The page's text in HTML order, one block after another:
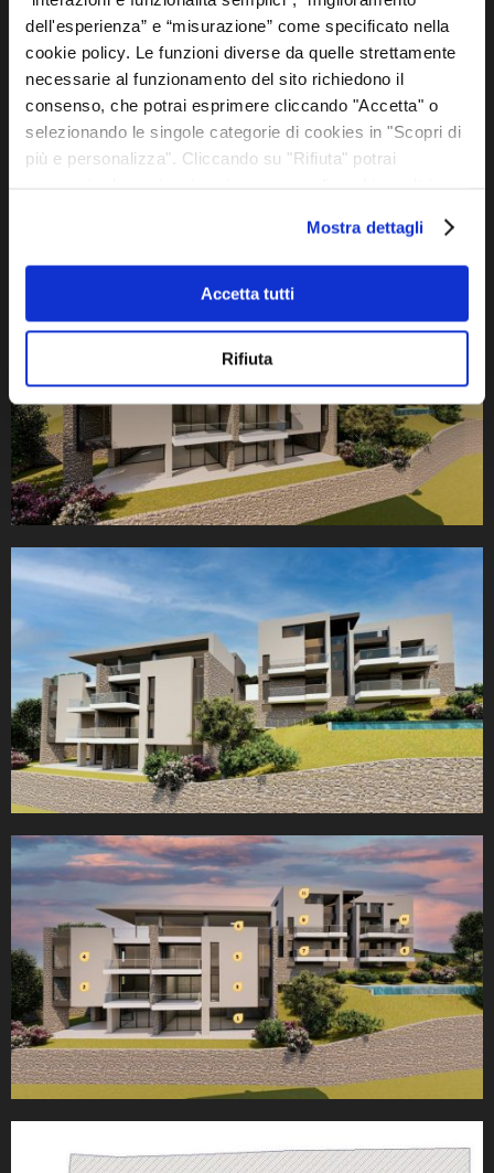
dell'esperienza” e “misurazione” come specificato nella
cookie policy. Le funzioni diverse da quelle strettamente
necessarie al funzionamento del sito richiedono il
consenso, che potrai esprimere cliccando "Accetta" o
selezionando le singole categorie di cookies in "Scopri di
più e personalizza". Cliccando su "Rifiuta" potrai
saperne di più, esprimere o negare il consenso a tutti o
ad alcuni cookie vedi la nostra cookie policy. combinarle
con altre informazioni che ha fornito loro o che hanno
raccolto dal suo utilizzo dei loro servizi.
Mostra dettagli
Accetta tutti
Rifiuta